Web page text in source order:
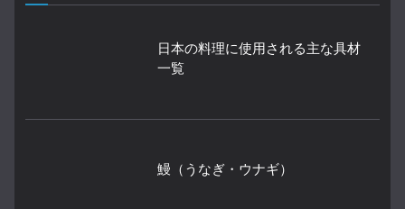
日本の料理に使用される主な具材
一覧
鰻（うなぎ・ウナギ）